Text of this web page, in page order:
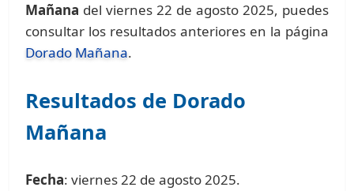
Mañana del viernes 22 de agosto 2025, puedes
consultar los resultados anteriores en la página
Dorado Mañana.
Resultados de Dorado
Mañana
Fecha: viernes 22 de agosto 2025.